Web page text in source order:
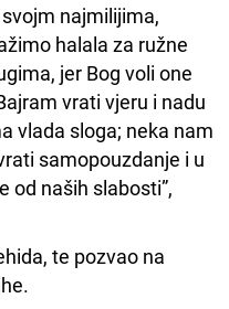
najmilijima,
halala za ružne
jer Bog voli one
vrati vjeru i nadu
vlada sloga; neka nam
samopouzdanje i u
od naših slabosti”,
te pozvao na